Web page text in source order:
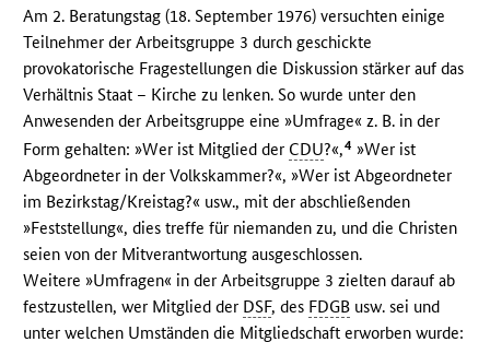
Am 2. Beratungstag (18. September 1976) versuchten einige
Teilnehmer der Arbeitsgruppe 3 durch geschickte
provokatorische Fragestellungen die Diskussion stärker auf das
Verhältnis Staat – Kirche zu lenken. So wurde unter den
Anwesenden der Arbeitsgruppe eine »Umfrage« z. B. in der
Form gehalten: »Wer ist Mitglied der CDU?«,4 »Wer ist
Abgeordneter in der Volkskammer?«, »Wer ist Abgeordneter
im Bezirkstag/Kreistag?« usw., mit der abschließenden
»Feststellung«, dies treffe für niemanden zu, und die Christen
seien von der Mitverantwortung ausgeschlossen.
Weitere »Umfragen« in der Arbeitsgruppe 3 zielten darauf ab
festzustellen, wer Mitglied der DSF, des FDGB usw. sei und
unter welchen Umständen die Mitgliedschaft erworben wurde: